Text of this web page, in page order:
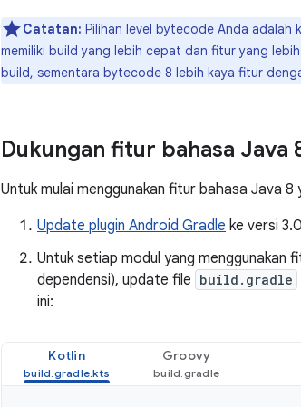
Catatan: Pilihan level bytecode Anda
memiliki build yang lebih cepat dan fitur yang
build, sementara bytecode 8 lebih kaya fitur
Dukungan fitur bahasa
Untuk mulai menggunakan fitur bahasa Java 8
Update plugin Android Gradle ke versi
Untuk setiap modul yang menggunakan
dependensi), update file build.gradle
ini:
Kotlin Groovy